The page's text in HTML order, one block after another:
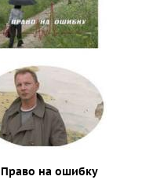
Право на ошибку